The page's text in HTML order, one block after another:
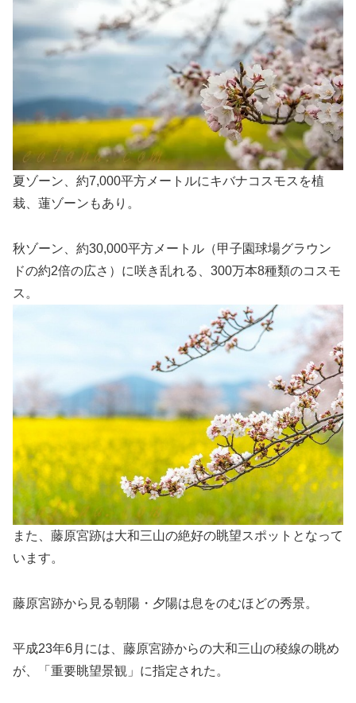
夏ゾーン、約7,000平方メートルにキバナコスモスを植
栽、蓮ゾーンもあり。
秋ゾーン、約30,000平方メートル（甲子園球場グラウン
ドの約2倍の広さ）に咲き乱れる、300万本8種類のコスモ
ス。
また、藤原宮跡は大和三山の絶好の眺望スポットとなって
います。
藤原宮跡から見る朝陽・夕陽は息をのむほどの秀景。
平成23年6月には、藤原宮跡からの大和三山の稜線の眺め
が、「重要眺望景観」に指定された。